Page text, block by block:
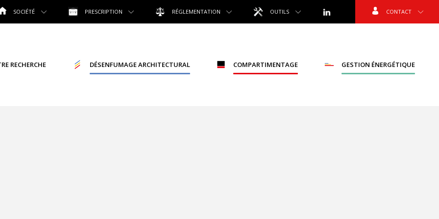
SOCIÉTÉ PRESCRIPTION RÉGLEMENTATION OUTILS CONTACT
RECHERCHE DÉSENFUMAGE ARCHITECTURAL COMPARTIMENTAGE GESTION ÉNERGÉTIQUE